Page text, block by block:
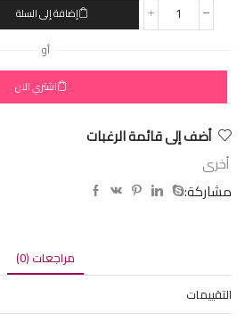
إضافة إلى السلة
أو
اشتري الان
أضف إلى قائمة الرغبات
أخرى
مشاركة:
مراجعات (0)
التقييمات